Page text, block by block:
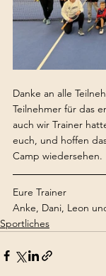
Danke an alle
Teilnehmer für das
auch wir Trainer
euch, und hoffen
Camp wiedersehen.
Eure Trainer
Anke, Dani, Leon
Sportliches